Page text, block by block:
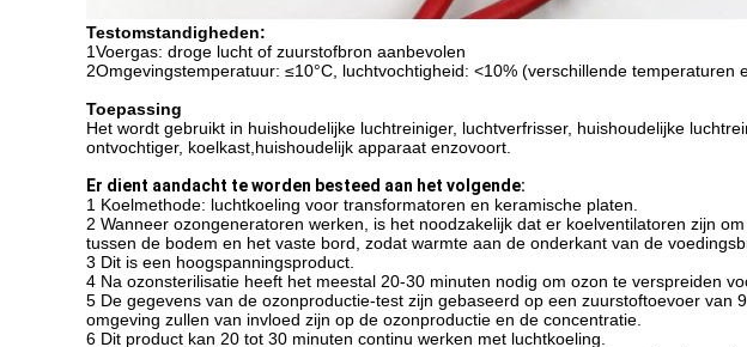
Testomstandigheden:
1Voergas: droge lucht of zuurstofbron aanbevolen
2Omgevingstemperatuur: ≤10°C, luchtvochtigheid: <10% (verschillende
Toepassing
Het wordt gebruikt in huishoudelijke luchtreiniger, luchtverfrisser, huishoudelijke
ontvochtiger, koelkast,huishoudelijk apparaat enzovoort.
Er dient aandacht te worden besteed aan het volgende:
1 Koelmethode: luchtkoeling voor transformatoren en keramische platen.
2 Wanneer ozongeneratoren werken, is het noodzakelijk dat er koelventilatoren zijn
tussen de bodem en het vaste bord, zodat warmte aan de onderkant van de
3 Dit is een hoogspanningsproduct.
4 Na ozonsterilisatie heeft het meestal 20-30 minuten nodig om ozon te verspreiden
5 De gegevens van de ozonproductie-test zijn gebaseerd op een zuurstoftoevoer
omgeving zullen van invloed zijn op de ozonproductie en de concentratie.
6 Dit product kan 20 tot 30 minuten continu werken met luchtkoeling.